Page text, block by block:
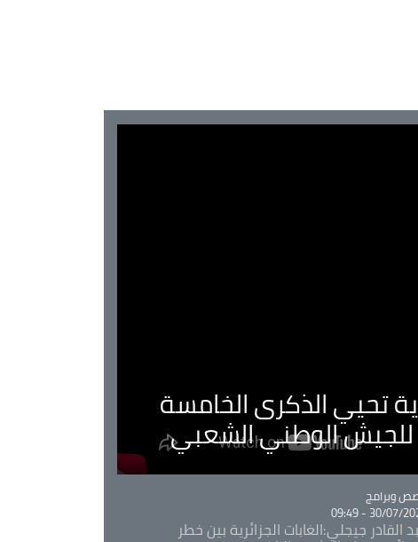
تحيي الذكرى الخامسة
للجيش الوطني الشعبي
وبرامج
30/07/2026 -
القادر جيجلي:الغابات الجزائرية بين خطر